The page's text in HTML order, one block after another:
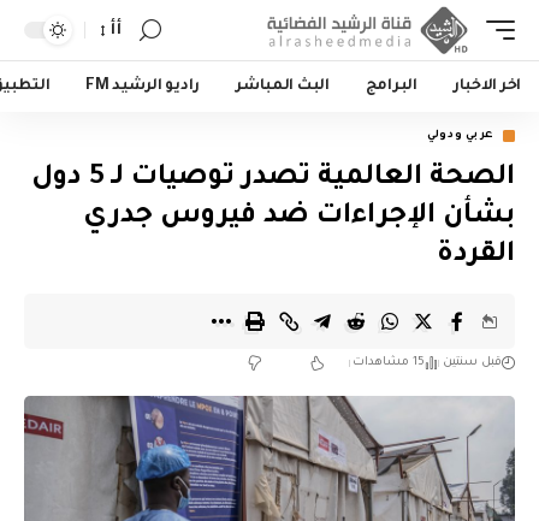
أأ
اخر الاخبار البرامج البث المباشر راديو الرشيد FM
عربي ودولي
الصحة العالمية تصدر توصيات لـ 5 دول
بشأن الإجراءات ضد فيروس جدري
القردة
قبل سنتين 15 مشاهدات